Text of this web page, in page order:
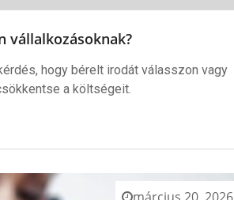
vállalkozásoknak?
hogy bérelt irodát válasszon vagy
a költségeit.